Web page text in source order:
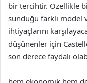
bir tercihtir. Özellikle
sunduğu farklı model
ihtiyaçlarını
düşünenler için
son derece faydalı